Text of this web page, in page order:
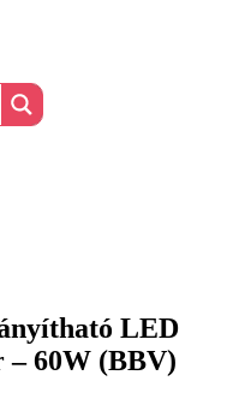
LED
60W (BBV)